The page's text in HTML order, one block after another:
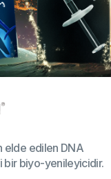
elde edilen DNA
bir biyo-yenileyicidir.